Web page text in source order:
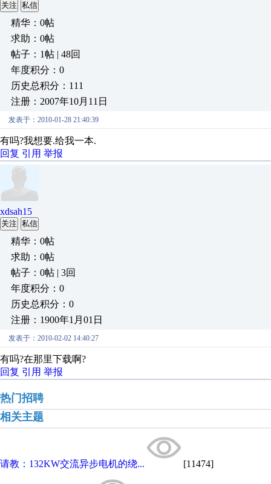
关注 私信
精华：0帖
求助：0帖
帖子：1帖 | 48回
年度积分：0
历史总积分：111
注册：2007年10月11日
发表于：2010-01-28 21:40:39
有吗?我想要.给我一本.
回复 引用 举报
xdsah15
关注 私信
精华：0帖
求助：0帖
帖子：0帖 | 3回
年度积分：0
历史总积分：0
注册：1900年1月01日
发表于：2010-02-02 14:40:27
有吗?在那里下载啊?
回复 引用 举报
热门招聘
相关主题
请教：132KW交流异步电机的绕... [11474]